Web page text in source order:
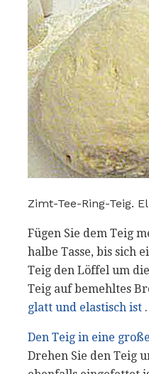
Zimt-Tee-Ring-Teig.
Fügen Sie dem Teig
halbe Tasse, bis sich
Teig den Löffel um
Teig auf bemehltes
glatt und elastisch ist .
Den Teig in eine
Drehen Sie den Teig